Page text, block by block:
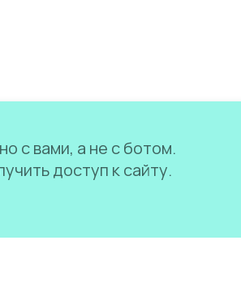
с вами, а не с ботом.
доступ к сайту.